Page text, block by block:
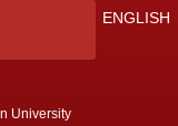
ENGLISH
University